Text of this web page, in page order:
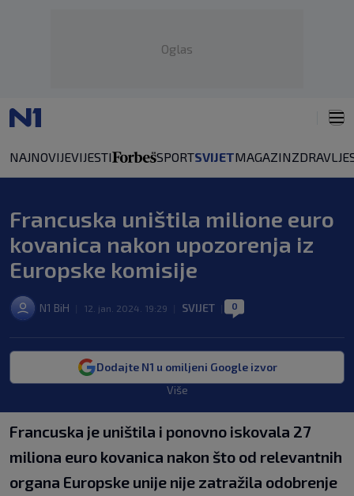
Oglas
NAJNOVIJEVIJESTI SPORTSVIJETMAGAZINZDRAVLJE
Francuska uništila milione euro
kovanica nakon upozorenja iz
Europske komisije
N1 BiH 12. jan. 2024. 19:29 SVIJET 0
Dodajte N1 u omiljeni Google izvor
Više
Francuska je uništila i ponovno iskovala 27
miliona euro kovanica nakon što od relevantnih
organa Europske unije nije zatražila odobrenje